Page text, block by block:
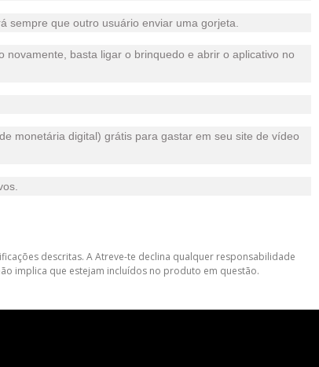
sempre que outro usuário enviar uma gorjeta.
basta ligar o brinquedo e abrir o aplicativo no
monetária digital) grátis para gastar em seu site de vídeo
descritas. A Atreve-te declina qualquer responsabilidade
implica que estejam incluídos no produto em questão.